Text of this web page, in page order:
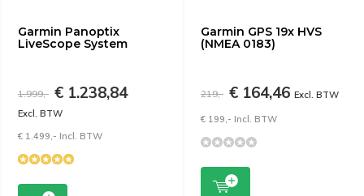
Garmin Panoptix
LiveScope System
1.999,- € 1.238,84
Excl. BTW
€ 1.499,- Incl. BTW
Garmin GPS 19x HVS
(NMEA 0183)
219,- € 164,46 Excl. BTW
€ 199,- Incl. BTW